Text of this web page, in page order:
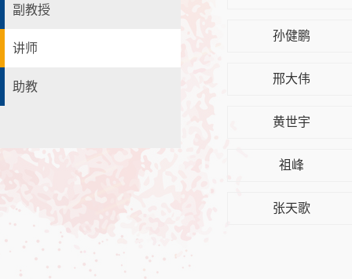
副教授
讲师
助教
孙健鹏
邢大伟
黄世宇
祖峰
张天歌